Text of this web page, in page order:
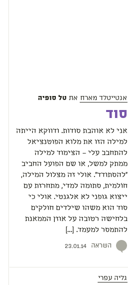
אנטייטלד מארח את טל סופיה
סוד
אני לא אוהבת סודות. ודווקא הייתה
למילה הזו את מלוא הפוטנציאל
להתחבב עלי – הצימוד למילה
ממתק למשל, או שם הפועל החביב
"להסתודד". אולי זה מצלול המילה,
חוֹלמית, סתומה למדי, מתחרזת עם
ייצוא גופני לא אלגנטי. אולי כי
סוד הוא משהו שילדים חולקים
בלחישה רטובה על אוזן הממאנת
להתמסר למעמד. […]
השראה 23.01.14
גליה עפרי